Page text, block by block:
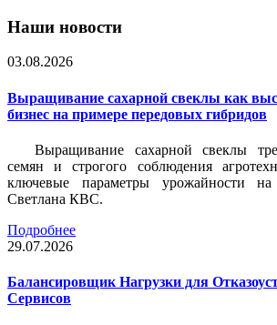
Наши новости
03.08.2026
Выращивание сахарной свеклы как
бизнес на примере передовых гибридов
Выращивание сахарной свеклы
семян и строгого соблюдения
ключевые параметры урожайности
Светлана КВС.
Подробнее
29.07.2026
Балансировщик Нагрузки для
Сервисов